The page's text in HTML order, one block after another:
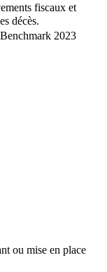
fiscaux et
décès.
Benchmark 2023
ou mise en place